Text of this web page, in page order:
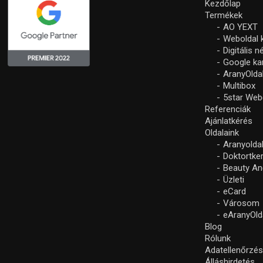
Kezdőlap
Termékek
AO YEXT
Weboldal
Digitális
Google
Multibox
5star
Referenciák
Ajánlatkérés
Oldalaink
Beauty
Üzleti
eCard
Városom
Blog
Rólunk
Adatellenőrzés